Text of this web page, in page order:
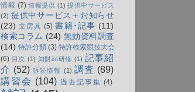
情報 (7) 情報提供 (1) 提供中サービス
(2) 提供中サービス＋お知らせ
(23) 文房具 (5) 書籍･記事 (11)
検索コラム (24) 無効資料調査
(14) 特許分類 (3) 特許検索競技大会
(6) 目次 (1) 知財ist研修 (1) 記事紹
介 (52) 訴訟情報 (1) 調査 (89)
講習会 (104) 過去記事集 (4)